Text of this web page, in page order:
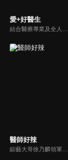
愛+好醫生
醫師好辣
綜藝大哥徐乃麟領軍，率領「好辣軍團」挑戰醫界麻辣話題，對上帥哥美女醫師團，不一樣的白色旋風即將登場！以前不敢說的，現在說給你聽，只要你想聽，我們就敢問！沒有不能聊，就怕不夠辣！絕對讓您耳目一新！打破傳統，跳脫框架！挖掘麻辣秘辛！